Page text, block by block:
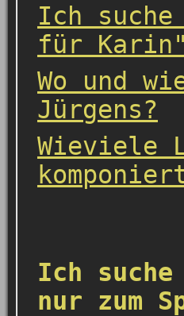
Ich
für
Wo und
Jürgens?
Wieviele
Ich
nur zum